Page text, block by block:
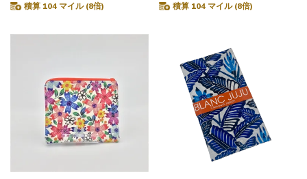
積算 104 マイル (8倍) 積算 104 マイル (8倍)